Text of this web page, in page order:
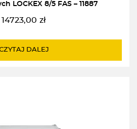
LOCKEX 8/5 FAS – 11887
14723,00 zł
DALEJ